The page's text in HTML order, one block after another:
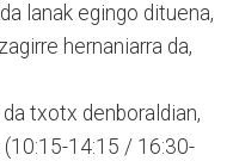
lanak egingo dituena,
hernaniarra da,
txotx denboraldian,
(10:15-14:15 / 16:30-